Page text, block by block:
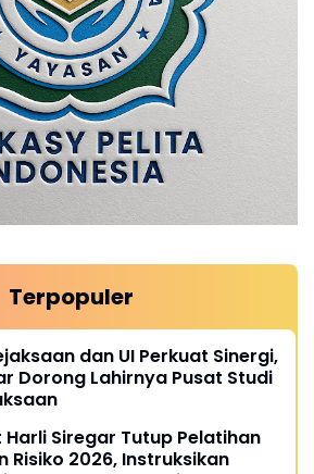
Terpopuler
dan UI Perkuat Sinergi,
Dorong Lahirnya Pusat Studi
Siregar Tutup Pelatihan
Risiko 2026, Instruksikan